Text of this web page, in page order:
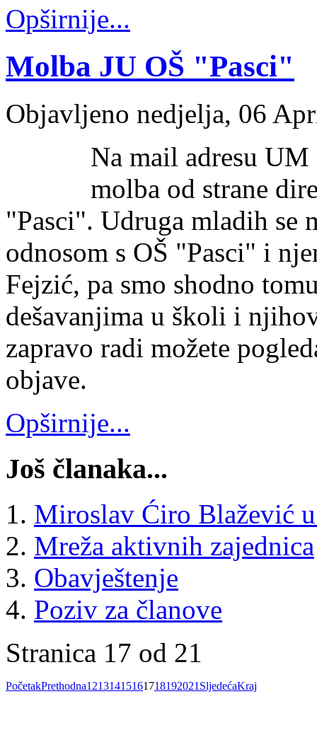
Opširnije...
Molba JU OŠ "Pasci"
Objavljeno nedjelja, 06
Na mail adresu
molba od strane
"Pasci". Udruga mladih se
odnosom s OŠ "Pasci" i
Fejzić, pa smo shodno
dešavanjima u školi i
zapravo radi možete
objave.
Opširnije...
Još članaka...
Miroslav Ćiro Blažević
Mreža aktivnih zajednica
Obavještenje
Poziv za članove
Stranica 17 od 21
PočetakPrethodna12131415161718192021 SljedećaKraj